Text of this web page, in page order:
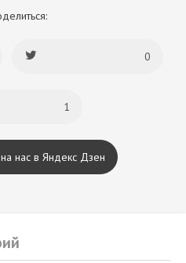
0
1
нас в Яндекс Дзен